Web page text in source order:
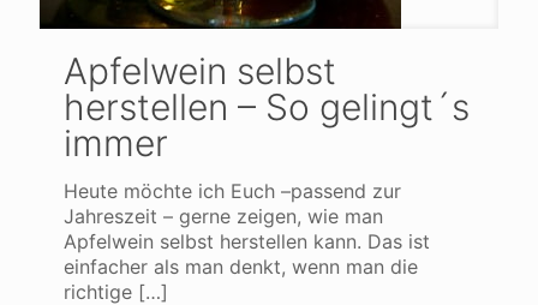
Apfelwein selbst
herstellen – So gelingt´s
immer
Heute möchte ich Euch –passend zur
Jahreszeit – gerne zeigen, wie man
Apfelwein selbst herstellen kann. Das ist
einfacher als man denkt, wenn man die
richtige […]